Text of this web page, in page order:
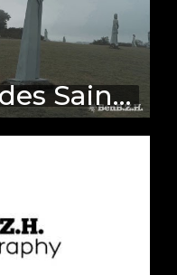
Drone Vallée des Saints